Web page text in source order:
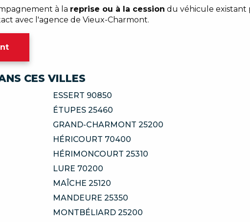
à la reprise ou à la cession du véhicule existant
avec l'agence de Vieux-Charmont.
CES VILLES
ESSERT 90850
ÉTUPES 25460
GRAND-CHARMONT 25200
HÉRICOURT 70400
HÉRIMONCOURT 25310
LURE 70200
MAÎCHE 25120
MANDEURE 25350
MONTBÉLIARD 25200